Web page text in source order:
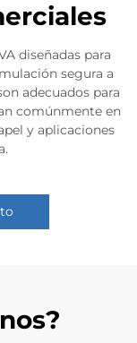
diseñadas para
segura a
adecuados para
comúnmente en
y aplicaciones